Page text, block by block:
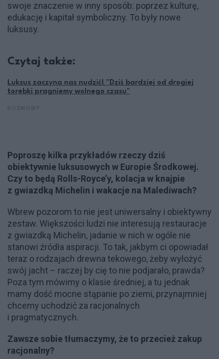
swoje znaczenie w inny sposób: poprzez kulturę,
edukację i kapitał symboliczny. To były nowe
luksusy.
Czytaj także:
Luksus zaczyna nas nudzić! "Dziś bardziej od drogiej
torebki pragniemy wolnego czasu"
Poproszę kilka przykładów rzeczy dziś
obiektywnie luksusowych w Europie Środkowej.
Czy to będą Rolls-Royce’y, kolacja w knajpie
z gwiazdką Michelin i wakacje na Malediwach?
Wbrew pozorom to nie jest uniwersalny i obiektywny
zestaw. Większości ludzi nie interesują restauracje
z gwiazdką Michelin, jadanie w nich w ogóle nie
stanowi źródła aspiracji. To tak, jakbym ci opowiadał
teraz o rodzajach drewna tekowego, żeby wyłożyć
swój jacht – raczej by cię to nie podjarało, prawda?
Poza tym mówimy o klasie średniej, a tu jednak
mamy dość mocne stąpanie po ziemi, przynajmniej
chcemy uchodzić za racjonalnych
i pragmatycznych.
Zawsze sobie tłumaczymy, że to przecież zakup
racjonalny?